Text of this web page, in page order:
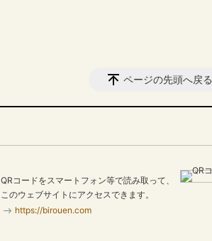
ページの先頭へ戻る
QRコードをスマートフォン等で読み取って、
このウェブサイトにアクセスできます。
https://birouen.com